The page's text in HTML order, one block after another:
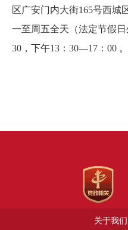
区广安门内大街165号西城
一至周五全天（法定节假
30，下午13：30―17：00 。
关于我们